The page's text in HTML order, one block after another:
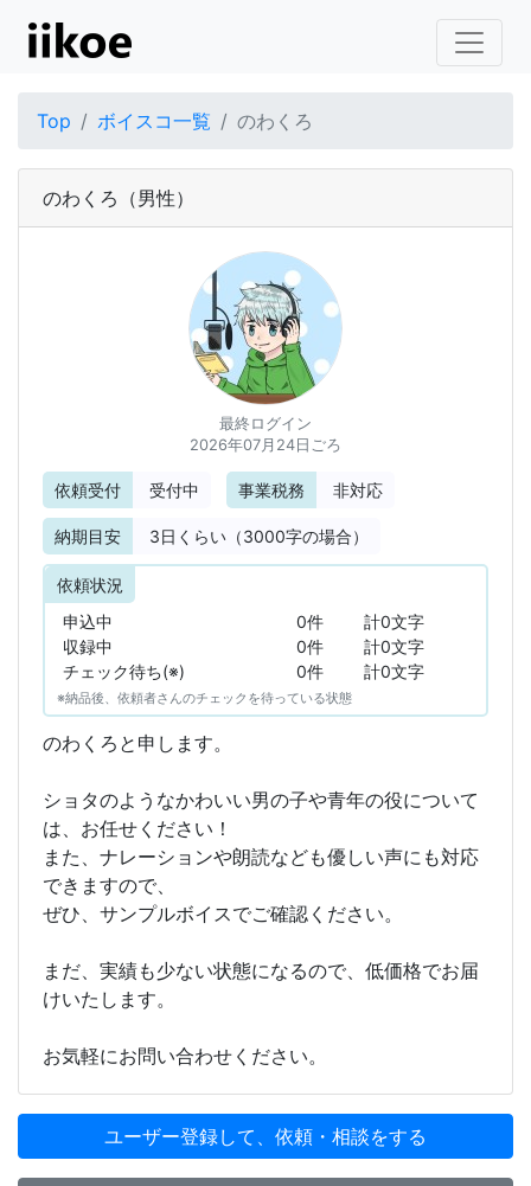
Top ボイスコ一覧 のわくろ
のわくろ （男性）
最終ログイン
2026年07月24日ごろ
依頼受付 受付中 事業税務 非対応
納期目安 3日くらい（3000字の場合）
依頼状況
申込中
0件
計0文字
収録中
0件
計0文字
チェック待ち(※)
0件 計0文字
※納品後、依頼者さんのチェックを待っている状態
のわくろと申します。
ショタのようなかわいい男の子や青年の役について
は、お任せください！
また、ナレーションや朗読なども優しい声にも対応
できますので、
ぜひ、サンプルボイスでご確認ください。
まだ、実績も少ない状態になるので、低価格でお届
けいたします。
お気軽にお問い合わせください。
ユーザー登録して、依頼・相談をする